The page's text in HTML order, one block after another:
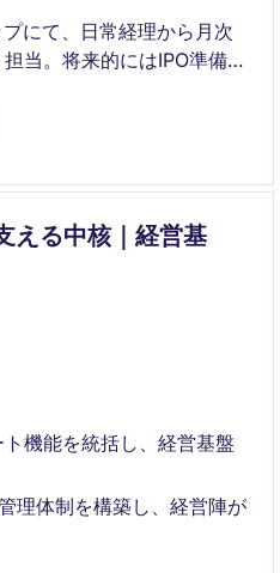
にて、日常経理から月次
当。将来的にはIPO準備や
ンです。
える中核｜経営基
機能を統括し、経営基盤
理体制を構築し、経営陣が